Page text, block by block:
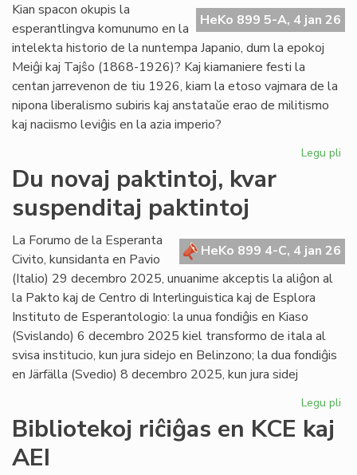
HeKo 899 5-A, 4 jan 26
Kian spacon okupis la
esperantlingva komunumo en la
intelekta historio de la nuntempa Japanio, dum la epokoj
Meiĝi kaj Tajŝo (1868-1926)? Kaj kiamaniere festi la
centan jarrevenon de tiu 1926, kiam la etoso vajmara de la
nipona liberalismo subiris kaj anstataŭe erao de militismo
kaj naciismo leviĝis en la azia imperio?
Legu pli
Du novaj paktintoj, kvar
suspenditaj paktintoj
HeKo 899 4-C, 4 jan 26
La Forumo de la Esperanta
Civito, kunsidanta en Pavio
(Italio) 29 decembro 2025, unuanime akceptis la aliĝon al
la Pakto kaj de Centro di Interlinguistica kaj de Esplora
Instituto de Esperantologio: la unua fondiĝis en Kiaso
(Svislando) 6 decembro 2025 kiel transformo de itala al
svisa institucio, kun jura sidejo en Belinzono; la dua fondiĝis
en Järfälla (Svedio) 8 decembro 2025, kun jura sidej
Legu pli
Bibliotekoj riĉiĝas en KCE kaj
AEI